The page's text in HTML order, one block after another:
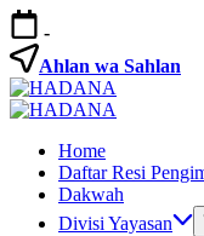
Skip
to
content
-
Ahlan wa Sahlan
Yayasan
Hidayah
Sunnah
Cahaya
Hidayah
Sunnah
Home
Daftar Resi
Dakwah
Divisi Yayasan